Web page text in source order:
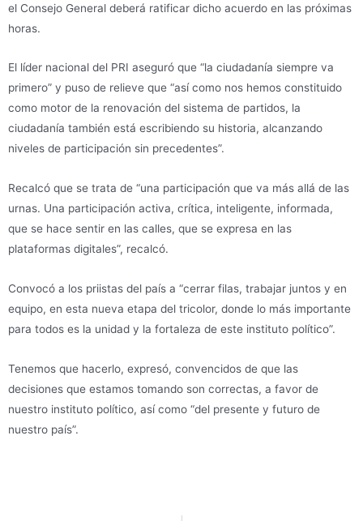
el Consejo General deberá ratificar dicho acuerdo en las próximas
horas.
El líder nacional del PRI aseguró que “la ciudadanía siempre va
primero” y puso de relieve que “así como nos hemos constituido
como motor de la renovación del sistema de partidos, la
ciudadanía también está escribiendo su historia, alcanzando
niveles de participación sin precedentes”.
Recalcó que se trata de “una participación que va más allá de las
urnas. Una participación activa, crítica, inteligente, informada,
que se hace sentir en las calles, que se expresa en las
plataformas digitales”, recalcó.
Convocó a los priistas del país a “cerrar filas, trabajar juntos y en
equipo, en esta nueva etapa del tricolor, donde lo más importante
para todos es la unidad y la fortaleza de este instituto político”.
Tenemos que hacerlo, expresó, convencidos de que las
decisiones que estamos tomando son correctas, a favor de
nuestro instituto político, así como “del presente y futuro de
nuestro país”.